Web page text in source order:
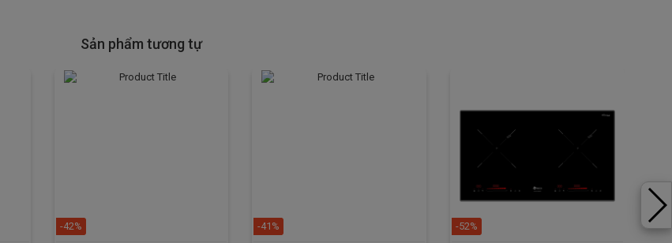
Sản phẩm tương tự
-42% -41% -52% -